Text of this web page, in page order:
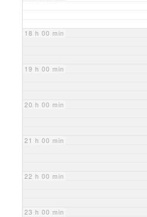
18 h 00 min
19 h 00 min
20 h 00 min
21 h 00 min
22 h 00 min
23 h 00 min